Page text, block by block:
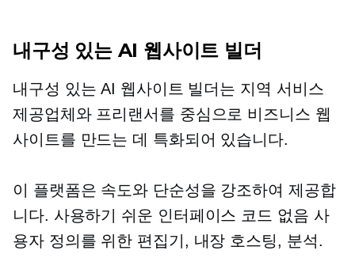
내구성 있는 AI 웹사이트 빌더
내구성 있는 AI 웹사이트 빌더는 지역 서비스
제공업체와 프리랜서를 중심으로 비즈니스 웹
사이트를 만드는 데 특화되어 있습니다.
이 플랫폼은 속도와 단순성을 강조하여 제공합
니다. 사용하기 쉬운 인터페이스 코드 없음 사
용자 정의를 위한 편집기, 내장 호스팅, 분석.